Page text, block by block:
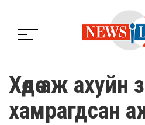
Хөдөө аж ахуйн
хамрагдсан